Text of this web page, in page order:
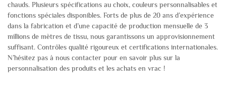
chauds. Plusieurs spécifications au choix, couleurs personnalisables et
fonctions spéciales disponibles. Forts de plus de 20 ans d’expérience
dans la fabrication et d’une capacité de production mensuelle de 3
millions de mètres de tissu, nous garantissons un approvisionnement
suffisant. Contrôles qualité rigoureux et certifications internationales.
N’hésitez pas à nous contacter pour en savoir plus sur la
personnalisation des produits et les achats en vrac !